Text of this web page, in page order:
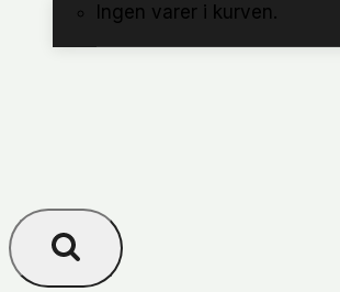
Ingen varer i kurven.